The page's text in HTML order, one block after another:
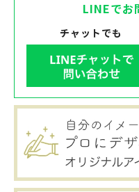
LINEでお
チャットでも